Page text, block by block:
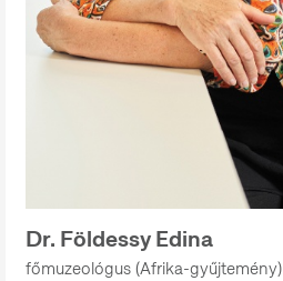
Dr. Földessy Edina
főmuzeológus (Afrika-gyűjtemény)